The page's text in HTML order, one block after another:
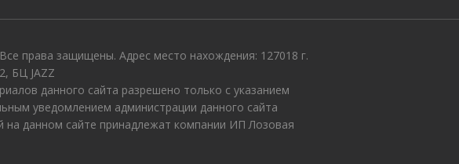
права защищены. Адрес место нахождения: 127018 г.
БЦ JAZZ
данного сайта разрешено только с указанием
уведомлением администрации данного сайта
на данном сайте принадлежат компании ИП Лозовая